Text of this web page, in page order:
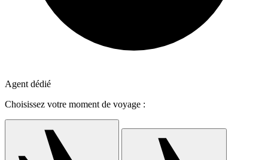
Agent dédié
Choisissez votre moment de voyage :